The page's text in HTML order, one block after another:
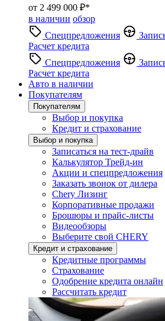
от 2 499 000 ₽*
в наличии обзор
Спецпредложения
Расчет кредита
Спецпредложения
Расчет кредита
Авто в наличии
Покупателям
Покупателям
Выбор и покупка
Кредит и страхование
Выбор и покупка
Записаться на тест-драйв
Калькулятор Трейд-ин
Акции и спецпредложения
Заказать звонок от дилера
Chery Лизинг
Корпоративные продажи
Брошюры и прайс-листы
Видеообзоры
Выберите свой CHERY
Кредит и страхование
Кредитные программы
Страхование
Одобрение кредита онлайн
Рассчитать кредит